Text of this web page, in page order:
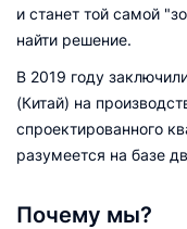
и станет той самой
найти решение.
В 2019 году
(Китай) на
спроектированного
разумеется на базе
Почему мы?